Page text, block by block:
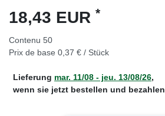
18,43 EUR *
Contenu 50
Prix de base 0,37 € / Stück
Lieferung mar. 11/08 - jeu. 13/08/26,
wenn sie jetzt bestellen und bezahlen